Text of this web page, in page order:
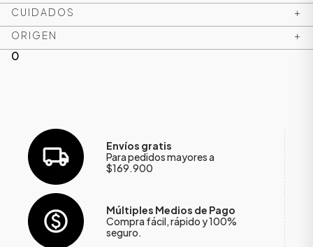
CUIDADOS
+
ORIGEN
+
0
Envíos gratis
Para pedidos mayores a
$169.900
Múltiples Medios de Pago
Compra fácil, rápido y 100%
seguro.